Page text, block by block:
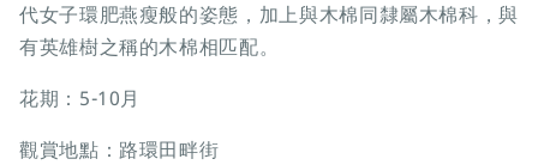
代女子環肥燕瘦般的姿態，加上與木棉同隸屬木棉科，與
有英雄樹之稱的木棉相匹配。
花期：5-10月
觀賞地點：路環田畔街